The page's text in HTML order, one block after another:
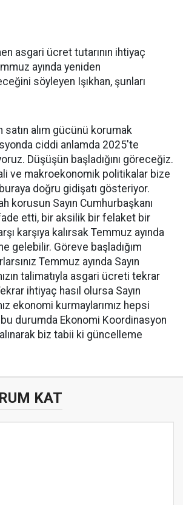
asgari ücret tutarının ihtiyaç
ayında yeniden
söyleyen Işıkhan, şunları
satın alım gücünü korumak
ciddi anlamda 2025'te
Düşüşün başladığını göreceğiz.
ve makroekonomik politikalar bize
doğru gidişatı gösteriyor.
korusun Sayın Cumhurbaşkanı
etti, bir aksilik bir felaket bir
karşıya kalırsak Temmuz ayında
gelebilir. Göreve başladığım
Temmuz ayında Sayın
talimatıyla asgari ücreti tekrar
ihtiyaç hasıl olursa Sayın
ekonomi kurmaylarımız hepsi
durumda Ekonomi Koordinasyon
biz tabii ki güncelleme
KAT